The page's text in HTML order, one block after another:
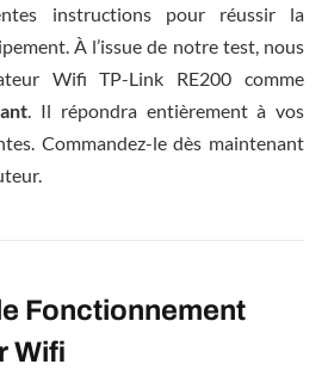
instructions pour réussir la
À l’issue de notre test, nous
Wifi TP-Link RE200 comme
. Il répondra entièrement à vos
Commandez-le dès maintenant
Fonctionnement
Wifi